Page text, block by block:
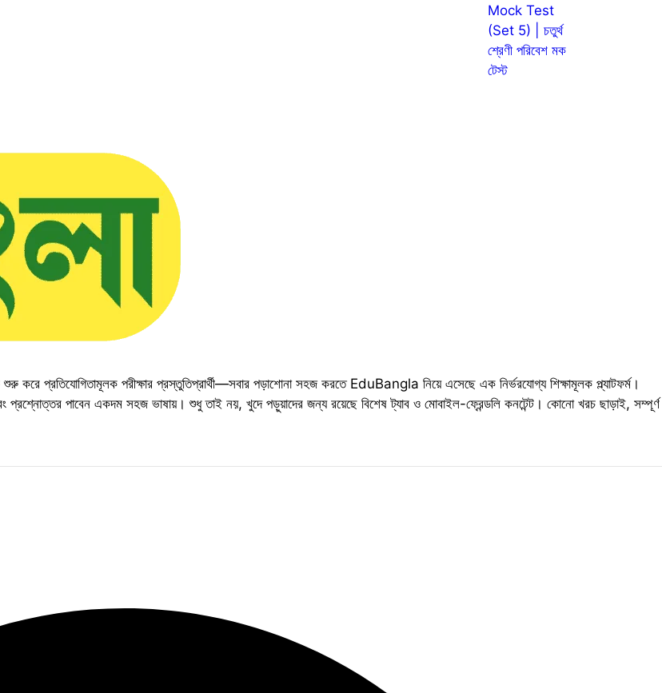
Mock Test
(Set 5) | চতুর্থ
শ্রেণী পরিবেশ মক
টেস্ট
করে প্রতিযোগিতামূলক পরীক্ষার প্রস্তুতিপ্রার্থী—সবার পড়াশোনা সহজ করতে EduBangla নিয়ে এসেছে এক নির্ভরযোগ্য শিক্ষামূলক প্ল্যাটফর্ম।
পাবেন একদম সহজ ভাষায়। শুধু তাই নয়, খুদে পড়ুয়াদের জন্য রয়েছে বিশেষ ট্যাব ও মোবাইল-ফ্রেন্ডলি কনটেন্ট। কোনো খরচ ছাড়াই, সম্পূর্ণ